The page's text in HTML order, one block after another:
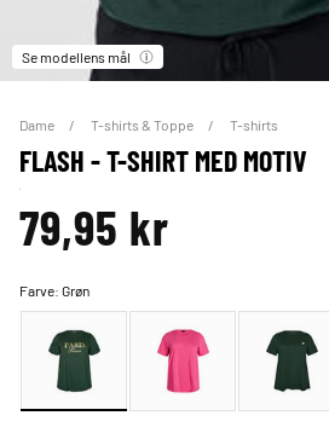
Se modellens mål
Dame T-shirts & Toppe T-shirts
FLASH - T-SHIRT MED MOTIV
79,95 kr
Farve:Grøn